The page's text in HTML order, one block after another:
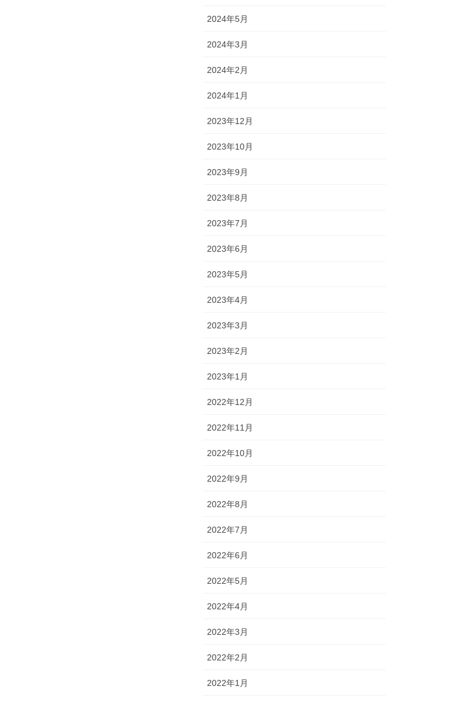
2024年5月
2024年3月
2024年2月
2024年1月
2023年12月
2023年10月
2023年9月
2023年8月
2023年7月
2023年6月
2023年5月
2023年4月
2023年3月
2023年2月
2023年1月
2022年12月
2022年11月
2022年10月
2022年9月
2022年8月
2022年7月
2022年6月
2022年5月
2022年4月
2022年3月
2022年2月
2022年1月